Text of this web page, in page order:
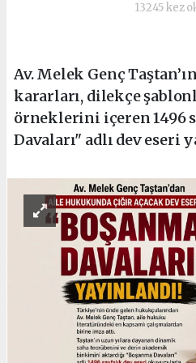
13245 kez
Av. Melek Genç
kararları, dilekçe
örneklerini içeren 1496
Davaları" adlı dev eseri